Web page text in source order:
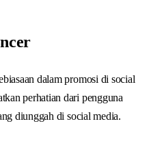
dalam promosi di social
perhatian dari pengguna
diunggah di social media.